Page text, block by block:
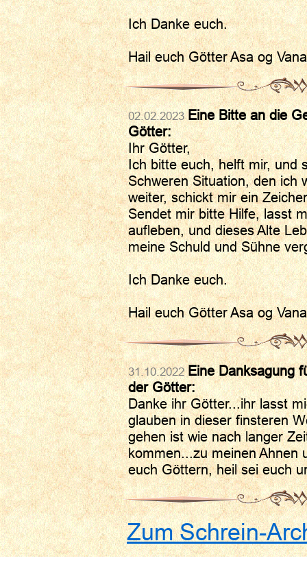
Ich Danke euch.
Hail euch Götter Asa og Vana
02.02.2023Eine Bitte an die
Götter:
Ihr Götter,
Ich bitte euch, helft mir, und
Schweren Situation, den ich
weiter, schickt mir ein
Sendet mir bitte Hilfe, lasst
aufleben, und dieses Alte
meine Schuld und Sühne
Ich Danke euch.
Hail euch Götter Asa og Vana
31.10.2022Eine Danksagung
der Götter:
Danke ihr Götter...ihr lasst
glauben in dieser finsteren
gehen ist wie nach langer
kommen...zu meinen Ahnen
euch Göttern, heil sei euch
Zum Schrein-